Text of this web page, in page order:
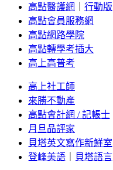
高點醫護網
行動版
高點會員服務網
高點網路學院
高點轉學考插大
高上高普考
高上社工師
來勝不動產
高點會計網 / 記帳士
月旦品評家
貝塔英文寫作新鮮室
登峰美語
貝塔語言